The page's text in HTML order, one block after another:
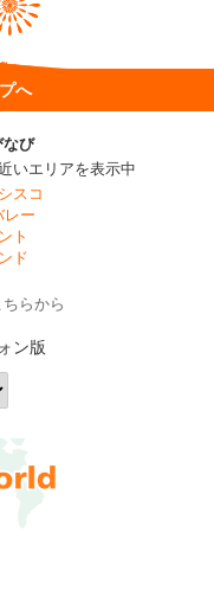
へ
なび
いエリアを表示中
スコ
レー
ト
ド
らから
ン版